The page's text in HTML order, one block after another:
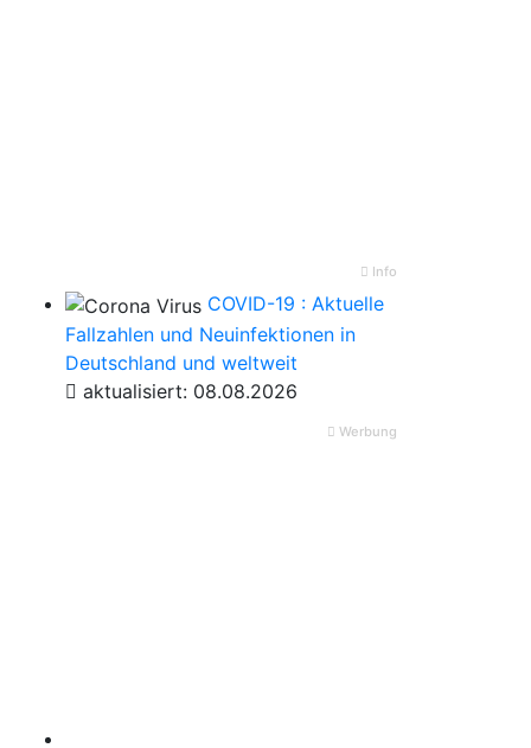
Info
COVID-19 : Aktuelle
Fallzahlen und Neuinfektionen in
Deutschland und weltweit
aktualisiert: 08.08.2026
Werbung